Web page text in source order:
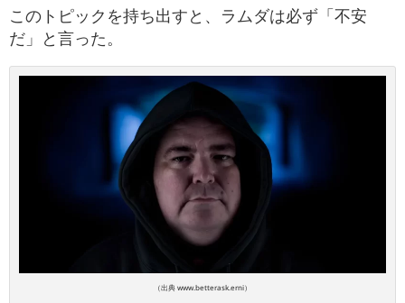
このトピックを持ち出すと、ラムダは必ず「不安
だ」と言った。
（出典 www.betterask.erni）